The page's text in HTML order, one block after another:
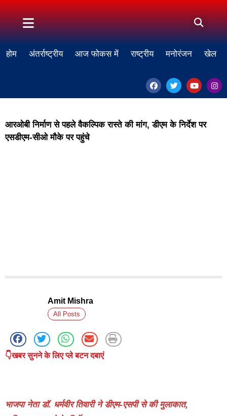
होम अंतर्राष्ट्रीय आज फोकस में राष्ट्रीय मनोरंजन खेल
आरओबी निर्माण से पहले वैकल्पिक रास्ते की मांग, डीएम के निर्देश पर
एसडीएम-सीओ मौके पर पहुंचे
Amit Mishra
All Posts
👇खबर सुनने के लिए प्ले बटन दबाएं
भाजपा नेता डॉ. धर्मवीर तिवारी ने डीएम-एसपी से की मुलाकात,